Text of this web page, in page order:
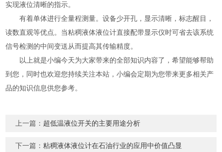
实现液位清晰的指示。
有着单体进行全量程测量。设备少开孔，显示清晰，标志醒目，
读数直观等优点。当粘稠液体液位计直接配带显示仪时可省去该系统
信号检测的中间变送从而提高其传输精度。
以上就是小编今天为大家带来的全部知识内容了，希望能够帮助
到您，同时也欢迎您持续关注本站，小编会定期为您带来更多相关产
品的知识信息供您参考。
上一篇： 超低温液位开关的主要用途分析
下一篇：粘稠液体液位计在石油行业的应用中价值凸显